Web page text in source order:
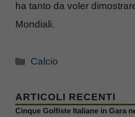
ha tanto da voler
Mondiali.
Categorie
Calcio
ARTICOLI RECENTI
Cinque Golfiste Italiane in Gara